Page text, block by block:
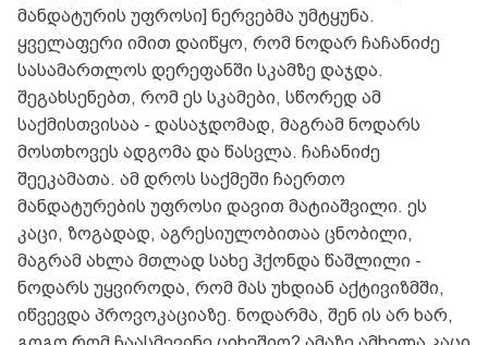
მანდატურის უფროსი] ნერვებმა უმტყუნა.
ყველაფერი იმით დაიწყო, რომ ნოდარ ჩაჩანიძე
სასამართლოს დერეფანში სკამზე დაჯდა.
შეგახსენებთ, რომ ეს სკამები, სწორედ ამ
საქმისთვისაა - დასაჯდომად, მაგრამ ნოდარს
მოსთხოვეს ადგომა და წასვლა. ჩაჩანიძე
შეეკამათა. ამ დროს საქმეში ჩაერთო
მანდატურების უფროსი დავით მატიაშვილი. ეს
კაცი, ზოგადად, აგრესიულობითაა ცნობილი,
მაგრამ ახლა მთლად სახე ჰქონდა წაშლილი -
ნოდარს უყვიროდა, რომ მას უხდიან აქტივიზმში,
იწვევდა პროვოკაციაზე. ნოდარმა, შენ ის არ ხარ,